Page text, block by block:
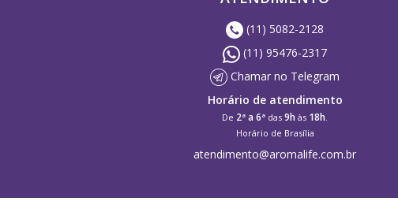
(11) 5082-2128
(11) 95476-2317
Chamar no Telegram
Horário de atendimento
De 2ª a 6ª das9h às 18h.
Horário de Brasília
atendimento@aromalife.com.br